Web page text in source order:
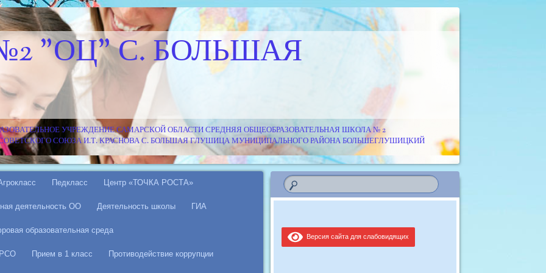
"ОЦ" С. БОЛЬШАЯ
УЧРЕЖДЕНИЕ САМАРСКОЙ ОБЛАСТИ СРЕДНЯЯ ОБЩЕОБРАЗОВАТЕЛЬНАЯ ШКОЛА № 2
СОВЕТСКОГО СОЮЗА И.Т. КРАСНОВА С. БОЛЬШАЯ ГЛУШИЦА МУНИЦИПАЛЬНОГО РАЙОНА БОЛЬШЕГЛУШИЦКИЙ
Педкласс Центр «ТОЧКА РОСТА»
деятельность ОО Деятельность школы ГИА
образовательная среда
Прием в 1 класс Противодействие коррупции
Версия сайта для слабовидящих